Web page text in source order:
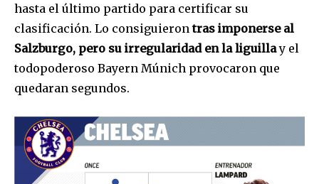
Join our community of
SUBSCRIBERS and be part of the
conversation.
hasta el último partido para certificar su
clasificación. Lo consiguierontras imponerse al
Salzburgo, pero su irregularidad en la liguillay el
todopoderoso Bayern Múnich provocaron que
quedaran segundos.